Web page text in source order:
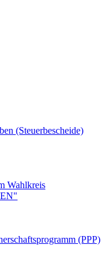
(Steuerbescheide)
Wahlkreis
(PPP)